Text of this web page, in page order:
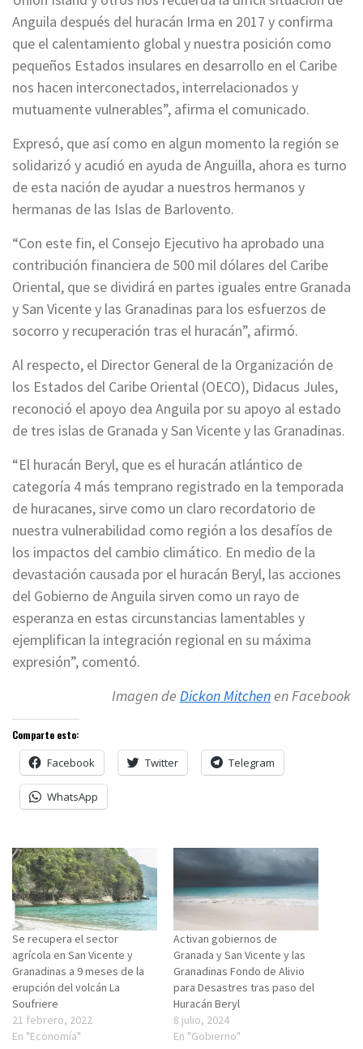
Anguila después del huracán Irma en 2017 y confirma
que el calentamiento global y nuestra posición como
pequeños Estados insulares en desarrollo en el Caribe
nos hacen interconectados, interrelacionados y
mutuamente vulnerables”, afirma el comunicado.
Expresó, que así como en algun momento la región se
solidarizó y acudió en ayuda de Anguilla, ahora es turno
de esta nación de ayudar a nuestros hermanos y
hermanas de las Islas de Barlovento.
“Con este fin, el Consejo Ejecutivo ha aprobado una
contribución financiera de 500 mil dólares del Caribe
Oriental, que se dividirá en partes iguales entre Granada
y San Vicente y las Granadinas para los esfuerzos de
socorro y recuperación tras el huracán”, afirmó.
Al respecto, el Director General de la Organización de
los Estados del Caribe Oriental (OECO), Didacus Jules,
reconoció el apoyo dea Anguila por su apoyo al estado
de tres islas de Granada y San Vicente y las Granadinas.
“El huracán Beryl, que es el huracán atlántico de
categoría 4 más temprano registrado en la temporada
de huracanes, sirve como un claro recordatorio de
nuestra vulnerabilidad como región a los desafíos de
los impactos del cambio climático. En medio de la
devastación causada por el huracán Beryl, las acciones
del Gobierno de Anguila sirven como un rayo de
esperanza en estas circunstancias lamentables y
ejemplifican la integración regional en su máxima
expresión”, comentó.
Imagen de Dickon Mitchenen Facebook
Comparte esto:
Facebook Twitter Telegram
WhatsApp
Se recupera el sector
agrícola en San Vicente y
Granadinas a 9 meses de la
erupción del volcán La
Soufriere
21 febrero, 2022
En "Economía"
Activan gobiernos de
Granada y San Vicente y las
Granadinas Fondo de Alivio
para Desastres tras paso del
Huracán Beryl
8 julio, 2024
En "Gobierno"